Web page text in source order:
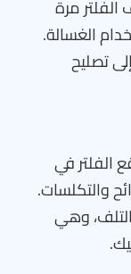
مرة
الغسالة.
تصليح
الفلتر في
والتكلسات.
وهي